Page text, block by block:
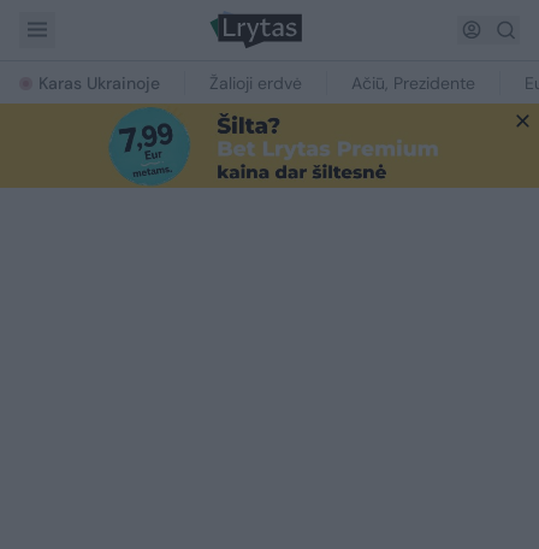
Karas Ukrainoje Žalioji erdvė Ačiū, Prezidente